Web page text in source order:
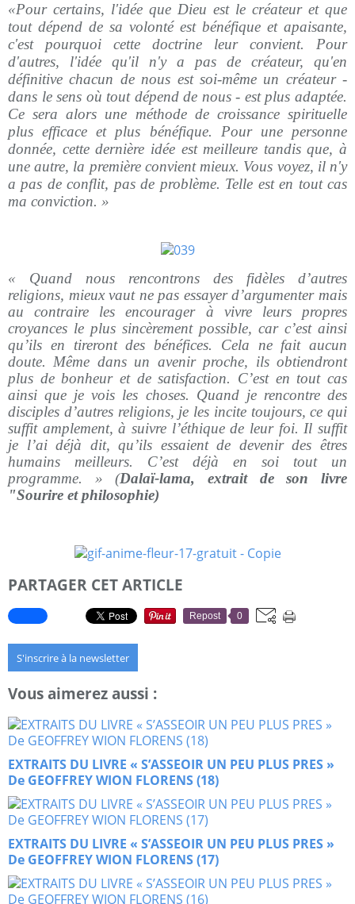
«Pour certains, l'idée que Dieu est le créateur et que
tout dépend de sa volonté est bénéfique et apaisante,
c'est pourquoi cette doctrine leur convient. Pour
d'autres, l'idée qu'il n'y a pas de créateur, qu'en
définitive chacun de nous est soi-même un créateur -
dans le sens où tout dépend de nous - est plus adaptée.
Ce sera alors une méthode de croissance spirituelle
plus efficace et plus bénéfique. Pour une personne
donnée, cette dernière idée est meilleure tandis que, à
une autre, la première convient mieux. Vous voyez, il n'y
a pas de conflit, pas de problème. Telle est en tout cas
ma conviction. »
« Quand nous rencontrons des fidèles d’autres
religions, mieux vaut ne pas essayer d’argumenter mais
au contraire les encourager à vivre leurs propres
croyances le plus sincèrement possible, car c’est ainsi
qu’ils en tireront des bénéfices. Cela ne fait aucun
doute. Même dans un avenir proche, ils obtiendront
plus de bonheur et de satisfaction. C’est en tout cas
ainsi que je vois les choses. Quand je rencontre des
disciples d’autres religions, je les incite toujours, ce qui
suffit amplement, à suivre l’éthique de leur foi. Il suffit
je l’ai déjà dit, qu’ils essaient de devenir des êtres
humains meilleurs. C’est déjà en soi tout un
programme. » (Dalaï-lama, extrait de son livre
"Sourire et philosophie)
PARTAGER CET ARTICLE
Repost 0
S'inscrire à la newsletter
Vous aimerez aussi :
EXTRAITS DU LIVRE « S’ASSEOIR UN PEU PLUS PRES »
De GEOFFREY WION FLORENS (18)
EXTRAITS DU LIVRE « S’ASSEOIR UN PEU PLUS PRES »
De GEOFFREY WION FLORENS (17)